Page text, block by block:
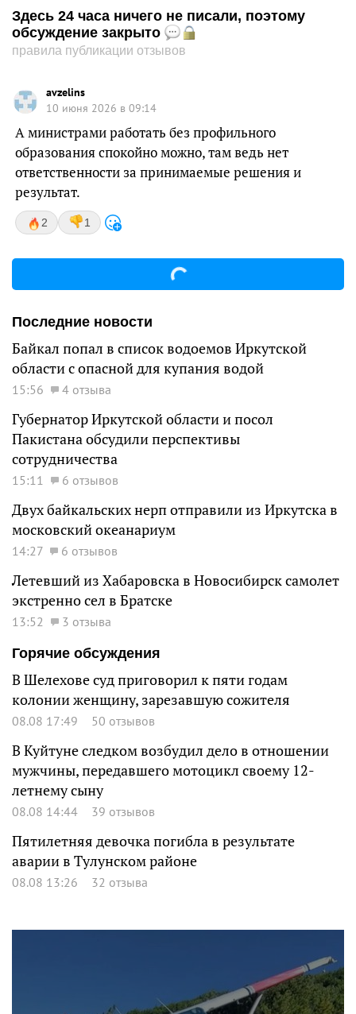
Здесь 24 часа ничего не писали, поэтому
обсуждение закрыто
правила публикации отзывов
avzelins
10 июня 2026 в 09:14
А министрами работать без профильного
образования спокойно можно, там ведь нет
ответственности за принимаемые решения и
результат.
2 1
Последние новости
Байкал попал в список водоемов Иркутской
области с опасной для купания водой
15:56 4 отзыва
Губернатор Иркутской области и посол
Пакистана обсудили перспективы
сотрудничества
15:11 6 отзывов
Двух байкальских нерп отправили из Иркутска в
московский океанариум
14:27 6 отзывов
Летевший из Хабаровска в Новосибирск самолет
экстренно сел в Братске
13:52
3 отзыва
Горячие обсуждения
В Шелехове суд приговорил к пяти годам
колонии женщину, зарезавшую сожителя
08.08 17:49 50 отзывов
В Куйтуне следком возбудил дело в отношении
мужчины, передавшего мотоцикл своему 12-
летнему сыну
08.08 14:44 39 отзывов
Пятилетняя девочка погибла в результате
аварии в Тулунском районе
08.08 13:26 32 отзыва